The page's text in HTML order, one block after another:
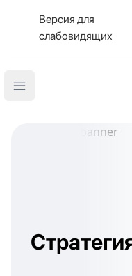
Версия для
слабовидящих
Open main menu